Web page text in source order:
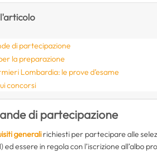
di partecipazione
la preparazione
Lombardia: le prove d’esame
concorsi
di partecipazione
generalirichiesti per partecipare alle
essere in regola con l’iscrizione all’albo